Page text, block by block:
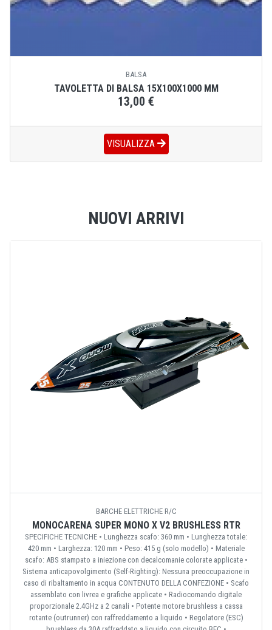
BALSA
TAVOLETTA DI BALSA 15X100X1000 MM
13,00 €
VISUALIZZA
NUOVI ARRIVI
BARCHE ELETTRICHE R/C
MONOCARENA SUPER MONO X V2 BRUSHLESS RTR
SPECIFICHE TECNICHE • Lunghezza scafo: 360 mm • Lunghezza totale:
420 mm • Larghezza: 120 mm • Peso: 415 g (solo modello) • Materiale
scafo: ABS stampato a iniezione con decalcomanie colorate applicate •
Sistema anticapovolgimento (Self-Righting): Nessuna preoccupazione in
caso di ribaltamento in acqua CONTENUTO DELLA CONFEZIONE • Scafo
assemblato con livrea e grafiche applicate • Radiocomando digitale
proporzionale 2.4GHz a 2 canali • Potente motore brushless a cassa
rotante (outrunner) con raffreddamento a liquido • Regolatore (ESC)